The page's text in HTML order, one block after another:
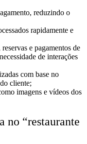
reduzindo o
rapidamente e
e pagamentos de
de interações
com base no
cliente;
imagens e vídeos dos
no “restaurante